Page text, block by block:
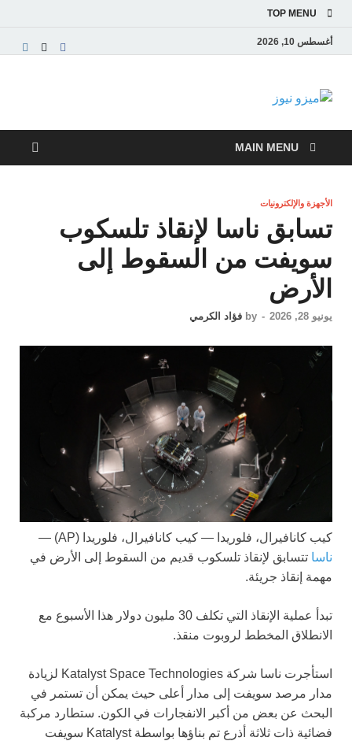
TOP MENU
أغسطس 10, 2026
ميزو نيوز
والاقتصادية
MAIN MENU
الأجهزة والإلكترونيات
تسابق ناسا لإنقاذ تلسكوب
سويفت من السقوط إلى
الأرض
يونيو 28, 2026 -
by فؤاد الكرمي
كيب كانافيرال، فلوريدا — كيب كانافيرال، فلوريدا (AP) —
ناسا تتسابق لإنقاذ تلسكوب قديم من السقوط إلى الأرض في
مهمة إنقاذ جريئة.
تبدأ عملية الإنقاذ التي تكلف 30 مليون دولار هذا الأسبوع مع
الانطلاق المخطط لروبوت منقذ.
استأجرت ناسا شركة Katalyst Space Technologies لزيادة
مدار مرصد سويفت إلى مدار أعلى حيث يمكن أن تستمر في
البحث عن بعض من أكبر الانفجارات في الكون. ستطارد مركبة
فضائية ذات ثلاثة أذرع تم بناؤها بواسطة Katalyst سويفت